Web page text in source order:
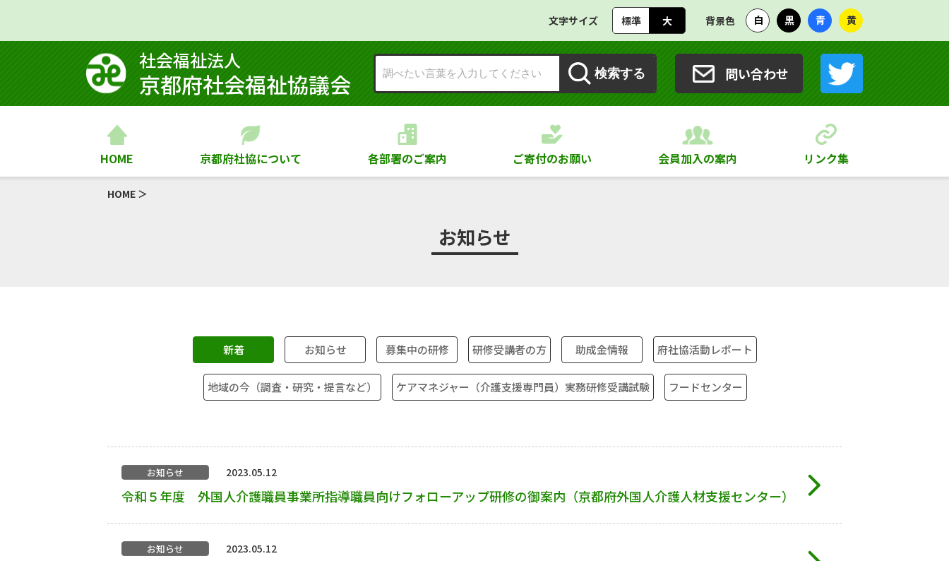
文字サイズ 標準 大 背景色 白 黒 青 黄
社会福祉法⼈
京都府社会福祉協議会 検索する 問い合わせ
HOME 京都府社協について 各部署のご案内 ご寄付のお願い 会員加入の案内 リンク集
HOME ＞
お知らせ
新着 お知らせ 募集中の研修 研修受講者の方 助成金情報 府社協活動レポート
地域の今（調査・研究・提言など） ケアマネジャー（介護支援専門員）実務研修受講試験 フードセンター
お知らせ 2023.05.12
令和５年度 外国人介護職員事業所指導職員向けフォローアップ研修の御案内（京都府外国人介護人材支援センター）
お知らせ 2023.05.12